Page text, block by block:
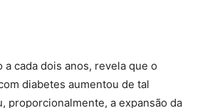
a cada dois anos, revela que o
diabetes aumentou de tal
proporcionalmente, a expansão da